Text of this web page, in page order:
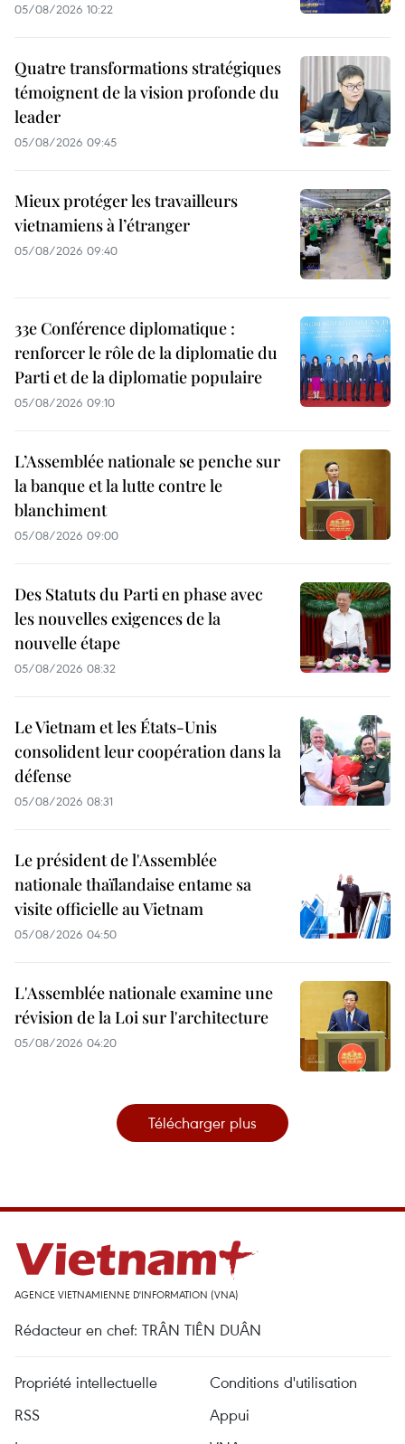
05/08/2026 10:22
Quatre transformations stratégiques
témoignent de la vision profonde du
leader
05/08/2026 09:45
Mieux protéger les travailleurs
vietnamiens à l’étranger
05/08/2026 09:40
33e Conférence diplomatique :
renforcer le rôle de la diplomatie du
Parti et de la diplomatie populaire
05/08/2026 09:10
L’Assemblée nationale se penche sur
la banque et la lutte contre le
blanchiment
05/08/2026 09:00
Des Statuts du Parti en phase avec
les nouvelles exigences de la
nouvelle étape
05/08/2026 08:32
Le Vietnam et les États-Unis
consolident leur coopération dans la
défense
05/08/2026 08:31
Le président de l'Assemblée
nationale thaïlandaise entame sa
visite officielle au Vietnam
05/08/2026 04:50
L'Assemblée nationale examine une
révision de la Loi sur l'architecture
05/08/2026 04:20
Télécharger plus
AGENCE VIETNAMIENNE D'INFORMATION (VNA)
Rédacteur en chef: TRÂN TIÊN DUÂN
Propriété intellectuelle
Conditions d'utilisation
RSS
Appui